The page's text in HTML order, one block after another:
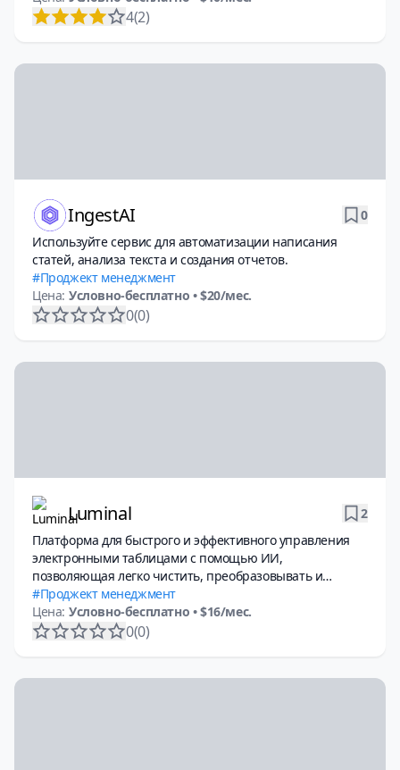
4(2)
IngestAI
0
Используйте сервис для автоматизации написания
статей, анализа текста и создания отчетов.
Проджект менеджмент
Цена: Условно-бесплатно • $20/мес.
0(0)
Luminal
2
Платформа для быстрого и эффективного управления
электронными таблицами с помощью ИИ,
позволяющая легко чистить, преобразовывать и
анализировать данные
Проджект менеджмент
Цена: Условно-бесплатно • $16/мес.
0(0)